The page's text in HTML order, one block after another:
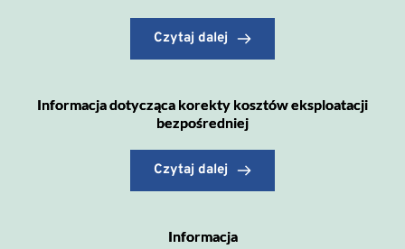
Czytaj dalej
Informacja dotycząca korekty kosztów eksploatacji
bezpośredniej
Czytaj dalej
Informacja